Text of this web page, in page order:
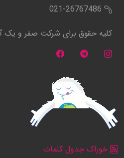
021-26767486
کلیه حقوق برای شرکت صفر و یک
خوراک جدول کلمات